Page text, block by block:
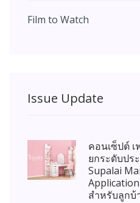
Film to Watch
Issue Update
คอนเซ็ปต์
ยกระดับปร
Supalai
สำหรับลูกบ้